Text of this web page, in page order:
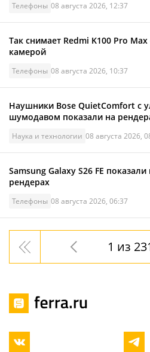
Телефоны 08 августа 2026, 12:37
Так снимает Redmi K100 Pro
камерой
Телефоны 08 августа 2026, 10:37
Наушники Bose QuietComfort с
шумодавом показали на
Наука и технологии 08 августа 2026,
Samsung Galaxy S26 FE
рендерах
Телефоны 08 августа 2026, 06:37
1 из